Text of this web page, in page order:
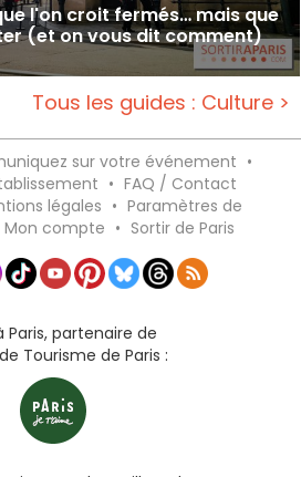
l'on croit fermés… mais que
(et on vous dit comment)
Tous les guides : Culture >
sur votre événement •
• FAQ / Contact
légales • Paramètres de
Mon compte • Sortir de Paris
Paris, partenaire de
Tourisme de Paris :